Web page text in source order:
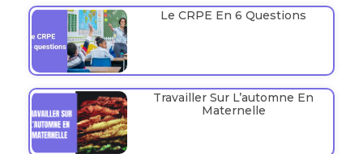
Le CRPE En 6 Questions
Travailler Sur L’automne En
Maternelle